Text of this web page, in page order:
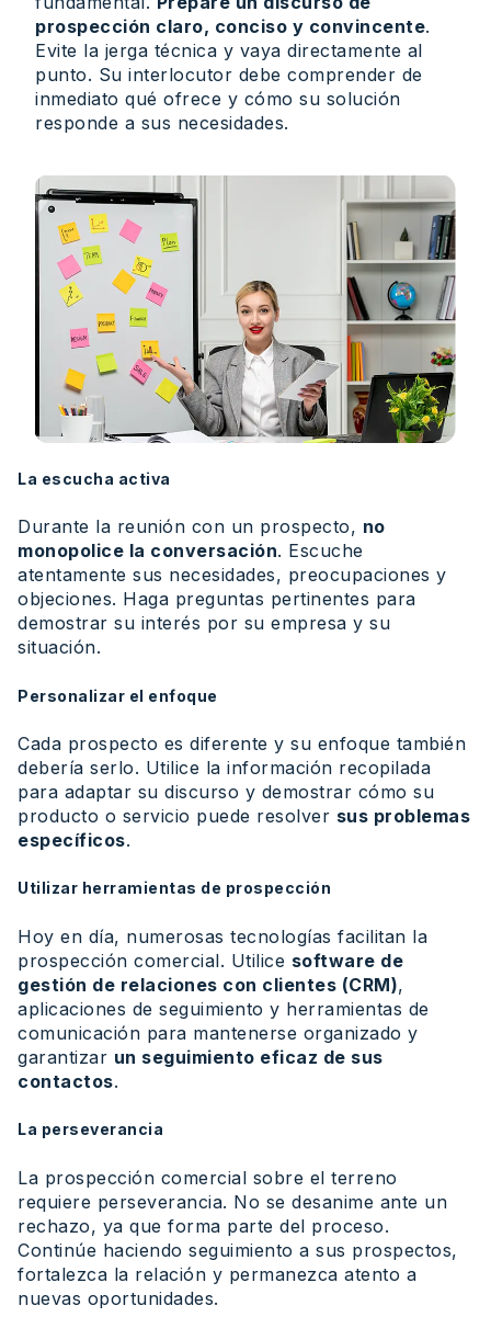
prospección claro, conciso y convincente.
Evite la jerga técnica y vaya directamente al
punto. Su interlocutor debe comprender de
inmediato qué ofrece y cómo su solución
responde a sus necesidades.
La escucha activa
Durante la reunión con un prospecto, no
monopolice la conversación. Escuche
atentamente sus necesidades, preocupaciones y
objeciones. Haga preguntas pertinentes para
demostrar su interés por su empresa y su
situación.
Personalizar el enfoque
Cada prospecto es diferente y su enfoque también
debería serlo. Utilice la información recopilada
para adaptar su discurso y demostrar cómo su
producto o servicio puede resolver sus problemas
específicos.
Utilizar herramientas de prospección
Hoy en día, numerosas tecnologías facilitan la
prospección comercial. Utilice software de
gestión de relaciones con clientes (CRM),
aplicaciones de seguimiento y herramientas de
comunicación para mantenerse organizado y
garantizar un seguimiento eficaz de sus
contactos.
La perseverancia
La prospección comercial sobre el terreno
requiere perseverancia. No se desanime ante un
rechazo, ya que forma parte del proceso.
Continúe haciendo seguimiento a sus prospectos,
fortalezca la relación y permanezca atento a
nuevas oportunidades.